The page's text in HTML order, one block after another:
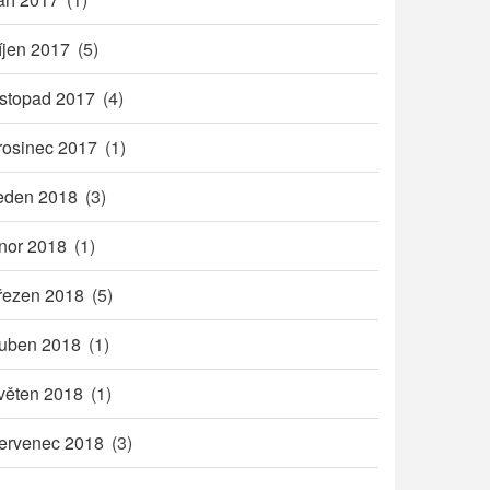
2017 (5)
2017 (4)
2017 (1)
2018 (3)
2018 (1)
2018 (5)
2018 (1)
2018 (1)
2018 (3)